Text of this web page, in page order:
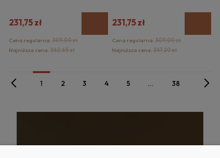
231,75 zł
Cena regularna: 309,00 zł
Najniższa cena: 262,65 zł
231,75 zł
Cena regularna:309,00 zł
Najniższa cena:247,20 zł
1 2 3 4 5 ... 38